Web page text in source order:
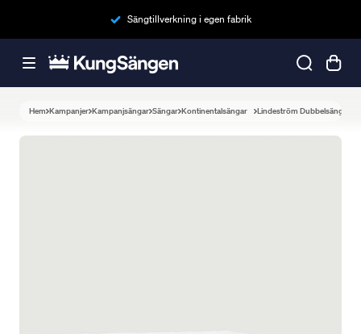
Sängtillverkning i egen fabrik
Hem Kampanjer Kampanjsängar Sängar Kontinentalsängar Lindeström Dubbelsäng